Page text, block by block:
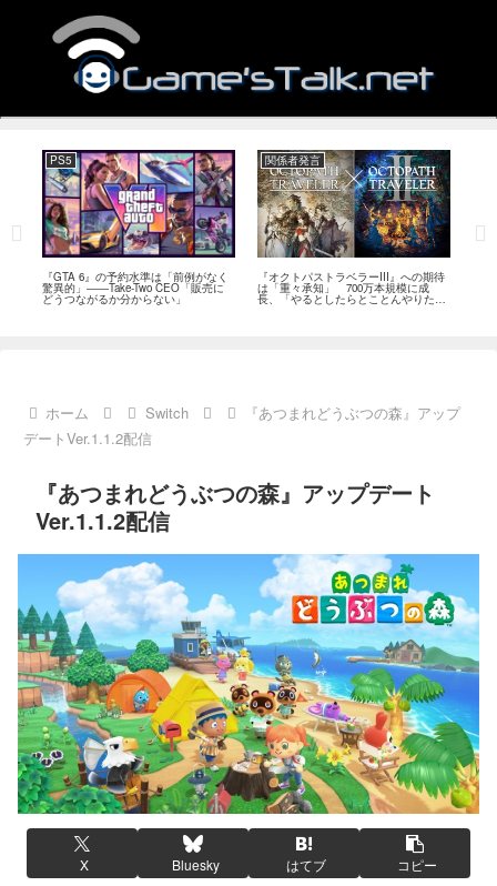
PS5
『GTA 6』の予約水準は「前例がなく
驚異的」――Take-Two CEO「販売に
どうつながるか分からない」
関係者発言
『オクトパストラベラーIII』への期待
は「重々承知」 700万本規模に成
長、「やるとしたらとことんやりた
い」と浅野智也氏
ホーム Switch
『あつまれどうぶつの森』アップ
デートVer.1.1.2配信
『あつまれどうぶつの森』アップデート
Ver.1.1.2配信
X Bluesky はてブ コピー